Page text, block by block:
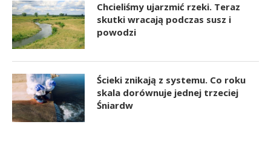
Chcieliśmy ujarzmić rzeki. Teraz
skutki wracają podczas susz i
powodzi
Ścieki znikają z systemu. Co roku
skala dorównuje jednej trzeciej
Śniardw